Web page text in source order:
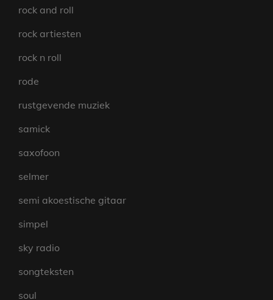
rock and roll
rock artiesten
rock n roll
rode
rustgevende muziek
samick
saxofoon
selmer
semi akoestische gitaar
simpel
sky radio
songteksten
soul